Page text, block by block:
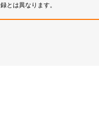
とは異なります。